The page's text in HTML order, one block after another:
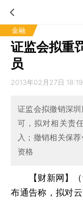
金融
证监会拟重
员
2013年02月27日 18:19
证监会拟撤销深
可，拟对相关责
入；撤销相关保
资格
【财新网】
布通告称，拟对